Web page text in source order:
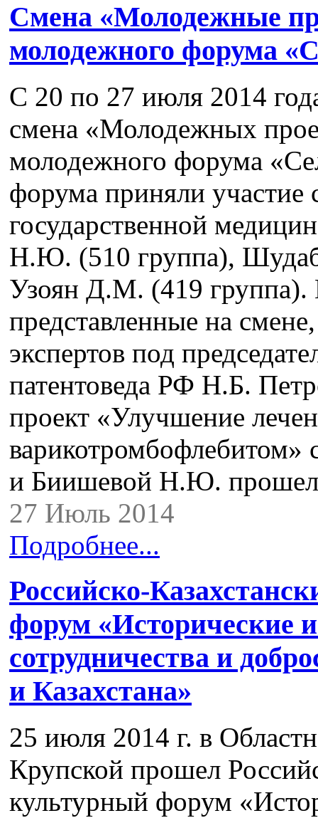
Смена «Молодежные
молодежного форума
C 20 по 27 июля 2014
смена «Молодежных
молодежного форума
форума приняли участие
государственной
Н.Ю. (510 группа),
Узоян Д.М. (419 группа).
представленные на
экспертов под
патентоведа РФ Н.Б.
проект «Улучшение
и Биишевой Н.Ю.
27 Июль 2014
Подробнее...
Российско-
форум «Исторические
сотрудничества и
и Казахстана»
25 июля 2014 г. в
Крупской прошел
культурный форум